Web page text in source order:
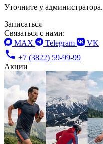
Уточните у администратора.
Записаться
Связаться с нами:
MAX
Telegram
VK
+7 (3822) 59-99-99
Акции